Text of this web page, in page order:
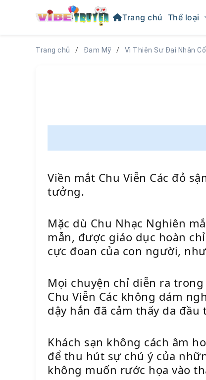
Trang chủ Thể loại
Trang chủ Đam Mỹ Vì Thiên Sư Đại Nhân
Viền mắt Chu Viễn Các đỏ
tưởng.
Mặc dù Chu Nhạc Nghiên
mẫn, được giáo dục hoàn
cực đoan của con người,
Mọi chuyện chỉ diễn ra
Chu Viễn Các không dám
dậy hắn đã cảm thấy da
Khách sạn không cách âm
để thu hút sự chú ý của
không muốn rước họa vào